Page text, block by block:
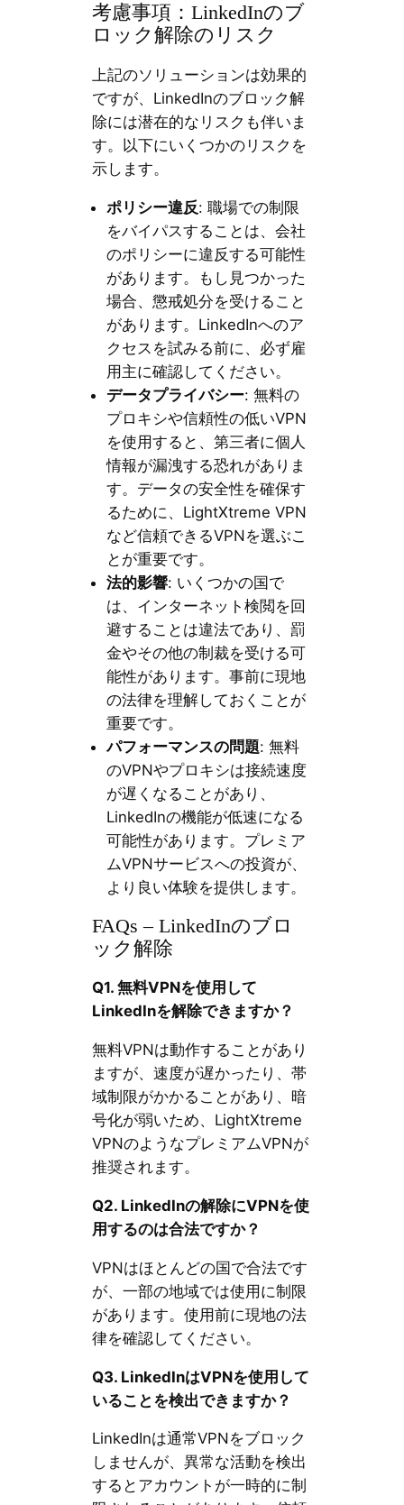
考慮事項：LinkedInのブ
ロック解除のリスク
上記のソリューションは効果的
ですが、LinkedInのブロック解
除には潜在的なリスクも伴いま
す。以下にいくつかのリスクを
示します。
ポリシー違反: 職場での制限
をバイパスすることは、会社
のポリシーに違反する可能性
があります。もし見つかった
場合、懲戒処分を受けること
があります。LinkedInへのア
クセスを試みる前に、必ず雇
用主に確認してください。
データプライバシー: 無料の
プロキシや信頼性の低いVPN
を使用すると、第三者に個人
情報が漏洩する恐れがありま
す。データの安全性を確保す
るために、LightXtreme VPN
など信頼できるVPNを選ぶこ
とが重要です。
法的影響: いくつかの国で
は、インターネット検閲を回
避することは違法であり、罰
金やその他の制裁を受ける可
能性があります。事前に現地
の法律を理解しておくことが
重要です。
パフォーマンスの問題: 無料
のVPNやプロキシは接続速度
が遅くなることがあり、
LinkedInの機能が低速になる
可能性があります。プレミア
ムVPNサービスへの投資が、
より良い体験を提供します。
FAQs – LinkedInのブロ
ック解除
Q1. 無料VPNを使用して
LinkedInを解除できますか？
無料VPNは動作することがあり
ますが、速度が遅かったり、帯
域制限がかかることがあり、暗
号化が弱いため、LightXtreme
VPNのようなプレミアムVPNが
推奨されます。
Q2. LinkedInの解除にVPNを使
用するのは合法ですか？
VPNはほとんどの国で合法です
が、一部の地域では使用に制限
があります。使用前に現地の法
律を確認してください。
Q3. LinkedInはVPNを使用して
いることを検出できますか？
LinkedInは通常VPNをブロック
しませんが、異常な活動を検出
するとアカウントが一時的に制